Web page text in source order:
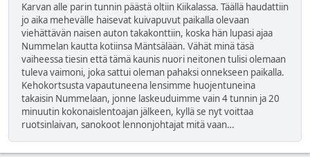
Karvan alle parin tunnin päästä oltiin Kiikalassa. Täällä haudattiin
jo aika mehevälle haisevat kuivapuvut paikalla olevaan
viehättävän naisen auton takakonttiin, koska hän lupasi ajaa
Nummelan kautta kotiinsa Mäntsälään. Vähät minä täsä
vaiheessa tiesin että tämä kaunis nuori neitonen tulisi olemaan
tuleva vaimoni, joka sattui oleman pahaksi onnekseen paikalla.
Kehokortsusta vapautuneena lensimme huojentuneina
takaisin Nummelaan, jonne laskeuduimme vain 4 tunnin ja 20
minuutin kokonaislentoajan jälkeen, kyllä se nyt voittaa
ruotsinlaivan, sanokoot lennonjohtajat mitä vaan…